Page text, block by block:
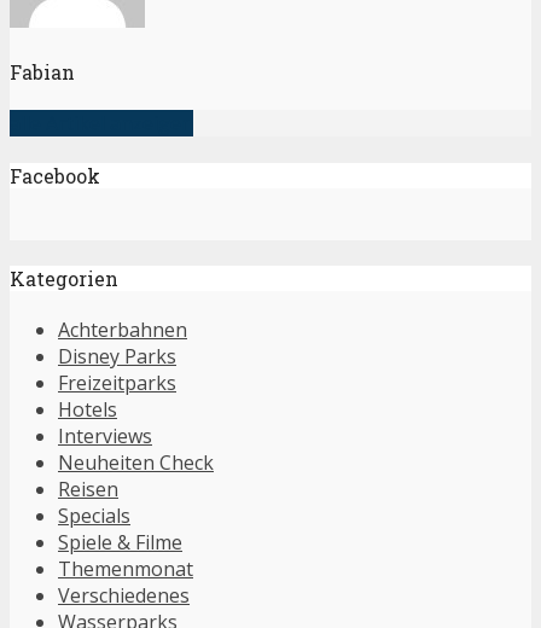
Fabian
Facebook
Kategorien
Achterbahnen
Disney Parks
Freizeitparks
Hotels
Interviews
Neuheiten Check
Reisen
Specials
Spiele & Filme
Themenmonat
Verschiedenes
Wasserparks